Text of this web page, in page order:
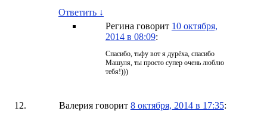
Ответить ↓
Регина говорит 10 октября,
2014 в 08:09:
Спасибо, тьфу вот я дурёха, спасибо
Машуля, ты просто супер очень люблю
тебя!)))
Валерия говорит 8 октября, 2014 в 17:35: